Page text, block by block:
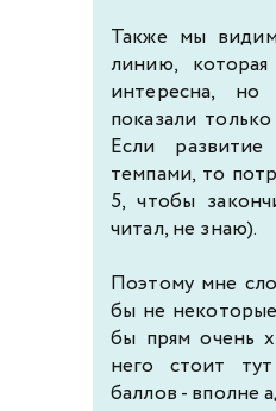
Также мы
линию,
интересна,
показали
Если
темпами, то
5, чтобы
читал, не знаю).
Поэтому мне
бы не
бы прям очень
него стоит
баллов - вполне